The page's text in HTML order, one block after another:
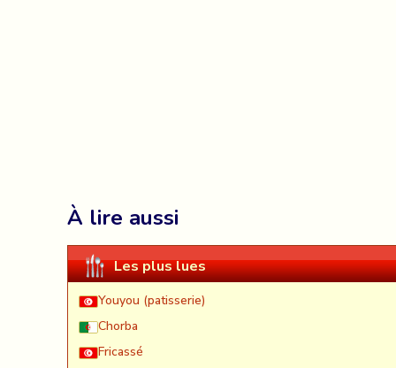
À lire aussi
Les plus lues
Youyou (patisserie)
Chorba
Fricassé